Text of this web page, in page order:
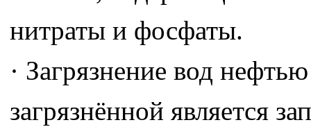
нитраты и фосфаты.
· Загрязнение вод
загрязнённой является